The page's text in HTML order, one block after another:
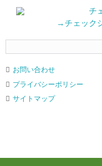
→チェック
お問い合わせ
プライバシーポリシー
サイトマップ